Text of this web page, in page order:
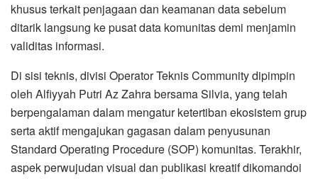
khusus terkait penjagaan dan keamanan data sebelum
ditarik langsung ke pusat data komunitas demi menjamin
validitas informasi.
​Di sisi teknis, divisi Operator Teknis Community dipimpin
oleh Alfiyyah Putri Az Zahra bersama Silvia, yang telah
berpengalaman dalam mengatur ketertiban ekosistem grup
serta aktif mengajukan gagasan dalam penyusunan
Standard Operating Procedure (SOP) komunitas. Terakhir,
aspek perwujudan visual dan publikasi kreatif dikomandoi